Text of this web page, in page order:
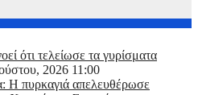
ότι τελείωσε τα γυρίσματα
2026 11:00
Η πυρκαγιά απελευθέρωσε